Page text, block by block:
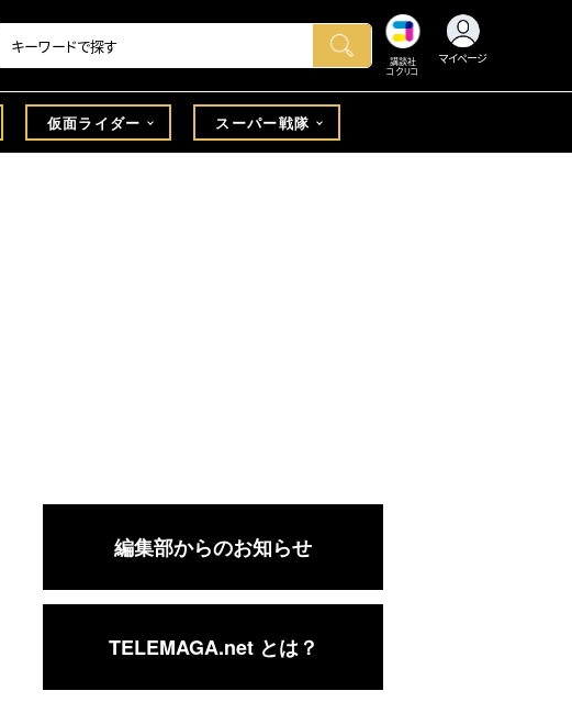
講談社
コクリコ
マイページ
仮面ライダー スーパー戦隊
編集部からのお知らせ
TELEMAGA.net とは？